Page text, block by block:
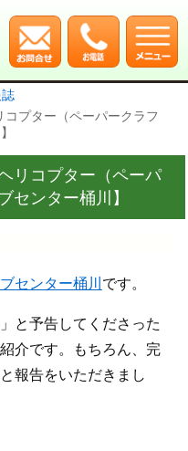
プター（ペーパークラフ
リコプター（ペーパ
センター桶川】
センター桶川 です。
と予告してくださった
介です。もちろん、完
報告をいただきまし